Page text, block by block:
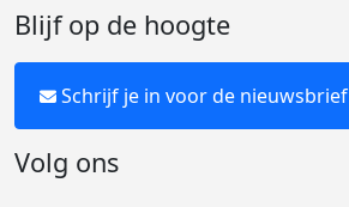
Blijf op de hoogte
Schrijf je in voor de nieuwsbrief
Volg ons